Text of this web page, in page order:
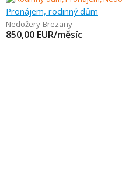
Pronájem, rodinný dům
Nedožery-Brezany
850,00 EUR/měsíc